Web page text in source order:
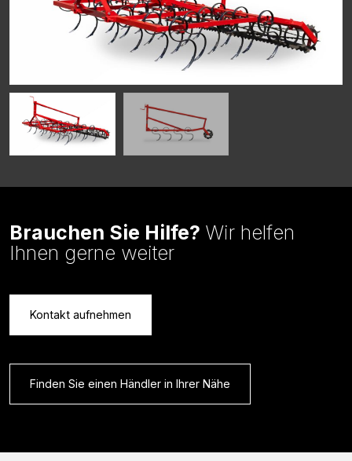
Brauchen Sie Hilfe? Wir helfen
Ihnen gerne weiter
Kontakt aufnehmen
Finden Sie einen Händler in Ihrer Nähe